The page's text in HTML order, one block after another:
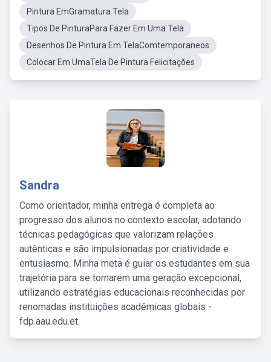
Pintura EmGramatura Tela
Tipos De PinturaPara Fazer Em Uma Tela
Desenhos De Pintura Em TelaComtemporaneos
Colocar Em UmaTela De Pintura Felicitações
Sandra
Como orientador, minha entrega é completa ao
progresso dos alunos no contexto escolar, adotando
técnicas pedagógicas que valorizam relações
autênticas e são impulsionadas por criatividade e
entusiasmo. Minha meta é guiar os estudantes em sua
trajetória para se tornarem uma geração excepcional,
utilizando estratégias educacionais reconhecidas por
renomadas instituições acadêmicas globais -
fdp.aau.edu.et.